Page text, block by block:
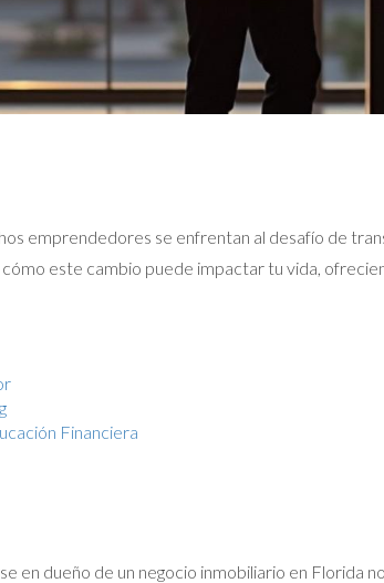
emprendedores se enfrentan al desafío de
este cambio puede impactar tu vida,
Financiera
en dueño de un negocio inmobiliario en Florida